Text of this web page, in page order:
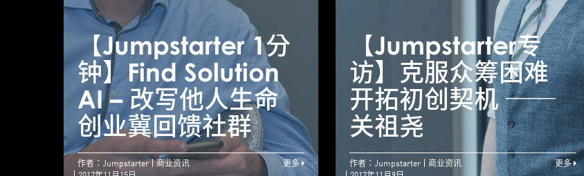
【Jumpstarter 1分
钟】Find Solution
AI – 改写他人生命
创业冀回馈社群
【Jumpstarter 1分
钟】Find Solution
AI – 改写他人生命
创业冀回馈社群
作者：Jumpstarter
商业资讯
更多
【Jumpstarter专
访】克服众筹困难
开拓初创契机 ──
关祖尧
作者：Jumpstarter
商业资讯
更多